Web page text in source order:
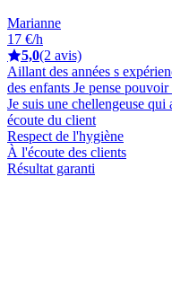
Marianne
17 €/h
5,0(2 avis)
Aillant des années s
des enfants Je pense
Je suis une chellengeuse qui
écoute du client
Respect de l'hygiène
À l'écoute des clients
Résultat garanti